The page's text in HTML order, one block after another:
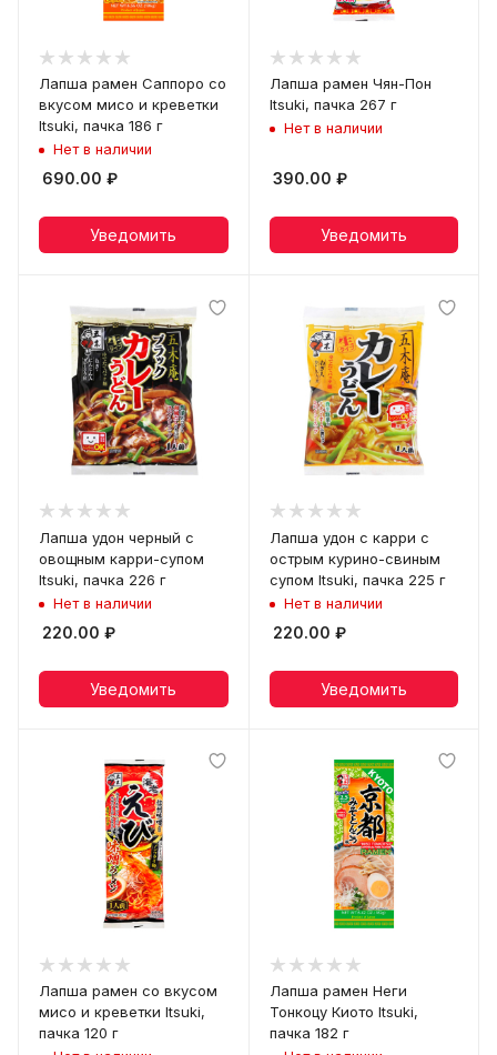
Лапша рамен Саппоро со
вкусом мисо и креветки
Itsuki, пачка 186 г
Нет в наличии
690.00 ₽
Уведомить
Лапша рамен Чян-Пон
Itsuki, пачка 267 г
Нет в наличии
390.00 ₽
Уведомить
Лапша удон черный с
овощным карри-супом
Itsuki, пачка 226 г
Нет в наличии
220.00 ₽
Уведомить
Лапша удон с карри с
острым курино-свиным
супом Itsuki, пачка 225 г
Нет в наличии
220.00 ₽
Уведомить
Лапша рамен со вкусом
мисо и креветки Itsuki,
пачка 120 г
Лапша рамен Неги
Тонкоцу Киото Itsuki,
пачка 182 г